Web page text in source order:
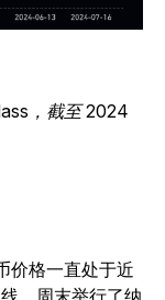
，截至 2024
价格一直处于近
，周末举行了纳